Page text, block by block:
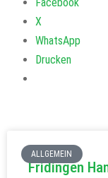
X
WhatsApp
Drucken
ALLGEMEIN
Fridingen